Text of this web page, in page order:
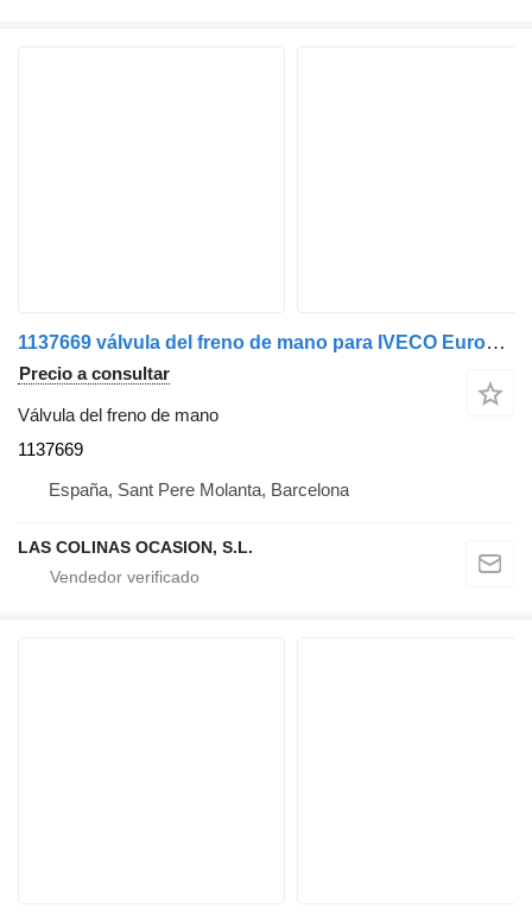
1137669 válvula del freno de mano para IVECO EuroCargo 05.03 -> camión
Precio a consultar
Válvula del freno de mano
1137669
España, Sant Pere Molanta, Barcelona
LAS COLINAS OCASION, S.L.